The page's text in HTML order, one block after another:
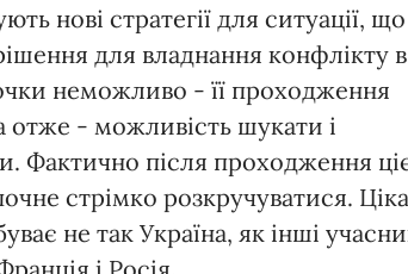
нові стратегії для ситуації, що
для владнання конфлікту в
неможливо - її проходження
отже - можливість шукати і
Фактично після проходження
стрімко розкручуватися.
не так Україна, як інші